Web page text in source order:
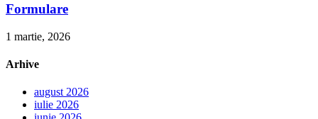
Formulare
1 martie, 2026
Arhive
august 2026
iulie 2026